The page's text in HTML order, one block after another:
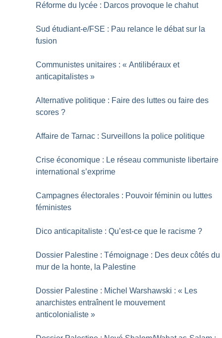
Réforme du lycée : Darcos provoque le chahut
Sud étudiant-e/FSE : Pau relance le débat sur la
fusion
Communistes unitaires : « Antilibéraux et
anticapitalistes »
Alternative politique : Faire des luttes ou faire des
scores ?
Affaire de Tarnac : Surveillons la police politique
Crise économique : Le réseau communiste libertaire
international s’exprime
Campagnes électorales : Pouvoir féminin ou luttes
féministes
Dico anticapitaliste : Qu’est-ce que le racisme ?
Dossier Palestine : Témoignage : Des deux côtés du
mur de la honte, la Palestine
Dossier Palestine : Michel Warshawski : « Les
anarchistes entraînent le mouvement
anticolonialiste »